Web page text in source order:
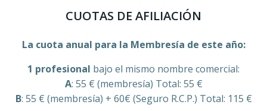
CUOTAS DE AFILIACIÓN
La cuota anual para la Membresía de este año:
1 profesional bajo el mismo nombre comercial:
A: 55 € (membresía) Total: 55 €
B: 55 € (membresía) + 60€ (Seguro R.C.P.) Total: 115 €